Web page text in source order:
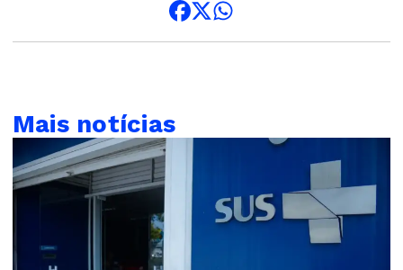
Mais notícias